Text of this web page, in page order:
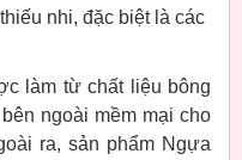
nhi, đặc biệt là các
làm từ chất liệu bông
ngoài mềm mại cho
ra, sản phẩm Ngựa